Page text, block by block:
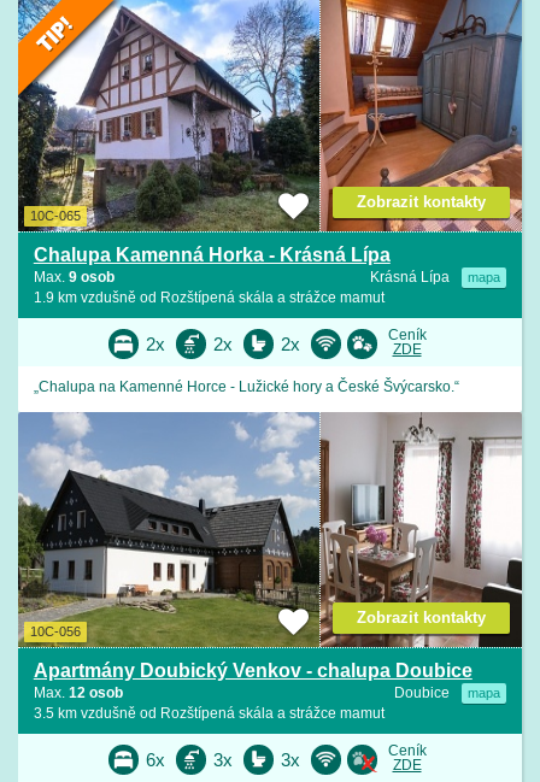
10C-065
Chalupa Kamenná Horka - Krásná Lípa
Krásná Lípa mapa
Max. 9 osob
1.9 km vzdušně od Rozštípená skála a strážce mamut
Zobrazit kontakty
2x 2x 2x
Ceník
ZDE
„Chalupa na Kamenné Horce - Lužické hory a České Švýcarsko.“
10C-056
Apartmány Doubický Venkov - chalupa Doubice
Doubice mapa
Max. 12 osob
3.5 km vzdušně od Rozštípená skála a strážce mamut
Zobrazit kontakty
6x 3x 3x
Ceník
ZDE